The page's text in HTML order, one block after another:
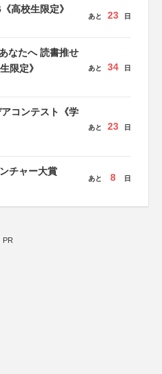
高校生限定》
あと 23 日
なたへ 読書推せ
限定》
あと 34 日
コンテスト《学
あと 23 日
チャー大賞
あと 8 日
PR